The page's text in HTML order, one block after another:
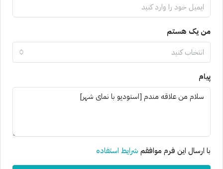
من یک هستم
انتخاب کنید
پیام
با ارسال این فرم موافقم شرایط استفاده